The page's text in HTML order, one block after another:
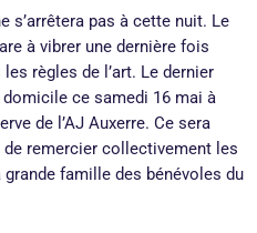
s’arrêtera pas à cette nuit. Le
à vibrer une dernière fois
règles de l’art. Le dernier
ce samedi 16 mai à
de l’AJ Auxerre. Ce sera
de remercier collectivement les
famille des bénévoles du